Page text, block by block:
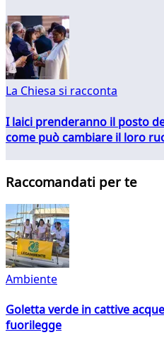
La Chiesa si racconta
I laici prenderanno il posto
come può cambiare il loro
Raccomandati per te
Ambiente
Goletta verde in cattive
fuorilegge